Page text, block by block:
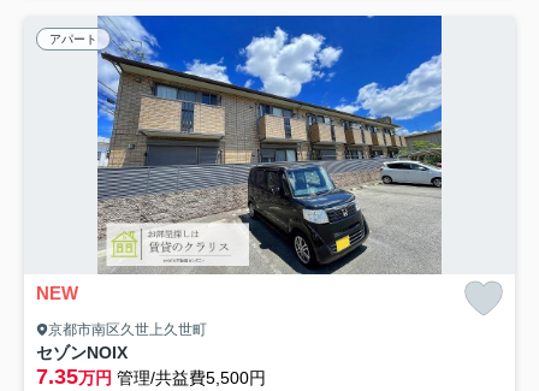
アパート
NEW
京都市南区久世上久世町
セゾンNOIX
7.35万円 管理/共益費5,500円